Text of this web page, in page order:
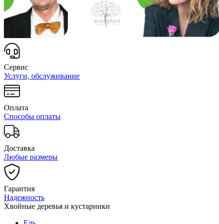
Сервис
Услуги, обслуживание
Оплата
Способы оплаты
Доставка
Любые размеры
Гарантия
Надежность
Хвойные деревья и кустарники